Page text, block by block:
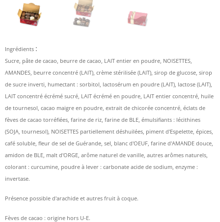
Ingrédients :
Sucre, pâte de cacao, beurre de cacao, LAIT entier en poudre, NOISETTES,
AMANDES, beurre concentré (LAIT), crème stérilisée (LAIT), sirop de glucose, sirop
de sucre inverti, humectant : sorbitol, lactosérum en poudre (LAIT), lactose (LAIT),
LAIT concentré écrémé sucré, LAIT écrémé en poudre, LAIT entier concentré, huile
de tournesol, cacao maigre en poudre, extrait de chicorée concentré, éclats de
fèves de cacao torréfiées, farine de riz, farine de BLE, émulsifiants : lécithines
(SOJA, tournesol), NOISETTES partiellement déshuilées, piment d'Espelette, épices,
café soluble, fleur de sel de Guérande, sel, blanc d'OEUF, farine d'AMANDE douce,
amidon de BLE, malt d'ORGE, arôme naturel de vanille, autres arômes naturels,
colorant : curcumine, poudre à lever : carbonate acide de sodium, enzyme :
invertase.
Présence possible d'arachide et autres fruit à coque.
Fèves de cacao : origine hors U-E.